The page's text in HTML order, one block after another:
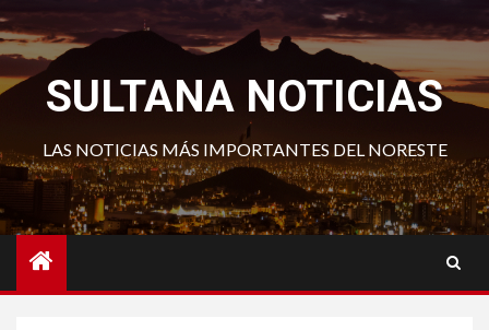
Saltar
al
contenidoSULTANA NOTICIAS
LAS NOTICIAS MÁS IMPORTANTES DEL NORESTE